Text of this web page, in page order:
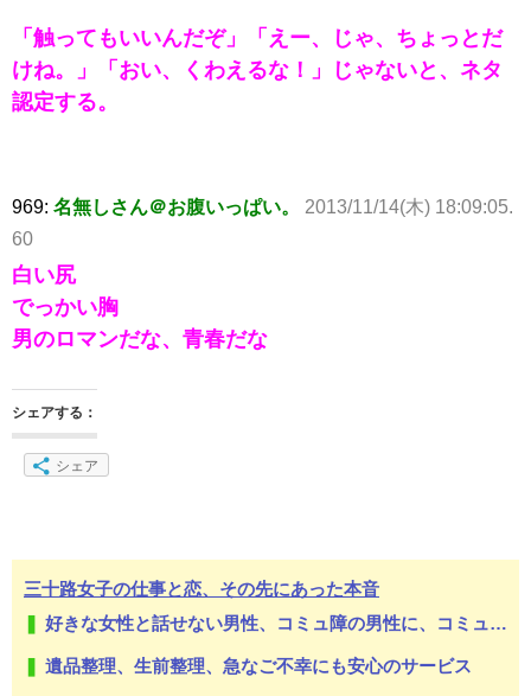
「触ってもいいんだぞ」「えー、じゃ、ちょっとだ
けね。」「おい、くわえるな！」じゃないと、ネタ
認定する。
969: 名無しさん＠お腹いっぱい。
2013/11/14(木) 18:09:05.
60
白い尻
でっかい胸
男のロマンだな、青春だな
シェアする：
シェア
三十路女子の仕事と恋、その先にあった本音
好きな女性と話せない男性、コミュ障の男性に、コミュ力向上セラピー講座
遺品整理、生前整理、急なご不幸にも安心のサービス